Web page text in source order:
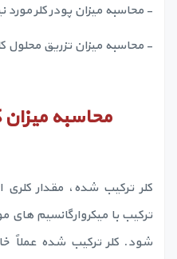
- محاسبه میزان پودر کلر مورد
- محاسبه میزان تزریق محلول
محاسبه
کلر ترکیب شده، مقدار
ترکیب با میکروارگانسیم
شود. کلر ترکیب شده عملاً